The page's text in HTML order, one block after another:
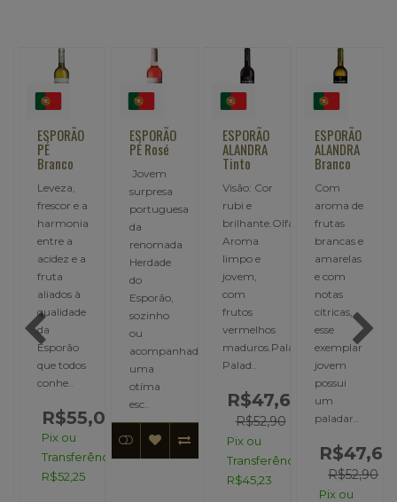
ESPORÃO
PÉ
Branco
Leveza,
frescor e a
harmonia
entre a
acidez e a
fruta
aliados à
qualidade
da
Esporão
que todos
conhe..
R$55,00
Pix ou
Transferência:
R$52,25
ESPORÃO
PÉ Rosé
Jovem
surpresa
portuguesa
da
renomada
Herdade
do
Esporão,
sozinho
ou
acompanhado
uma
otíma
esc..
ESPORÃO
ALANDRA
Tinto
Visão: Cor
rubi e
brilhante.Olfato:
Aroma
limpo e
jovem,
com
frutos
vermelhos
maduros.Paladar:
Palad..
R$47,61
R$52,90
Pix ou
Transferência:
R$45,23
ESPORÃO
ALANDRA
Branco
Com
aroma de
frutas
brancas e
amarelas
e com
notas
cítricas,
esse
exemplar
jovem
possui
um
paladar..
R$47,61
R$52,90
Pix ou